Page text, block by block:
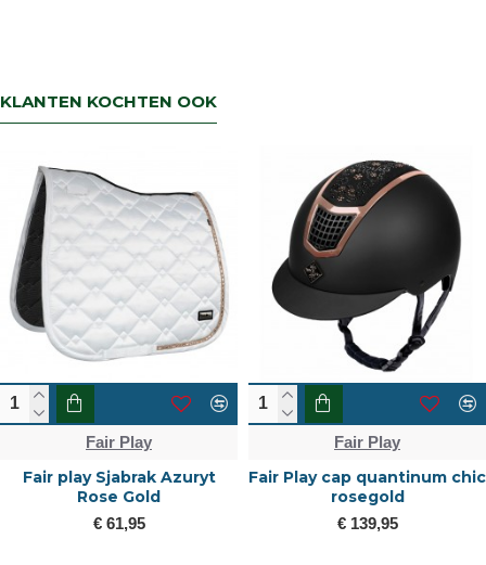
KLANTEN KOCHTEN OOK
Fair Play
Fair play Sjabrak Azuryt
Rose Gold
€ 61,95
Fair Play
Fair Play cap quantinum chic
rosegold
€ 139,95